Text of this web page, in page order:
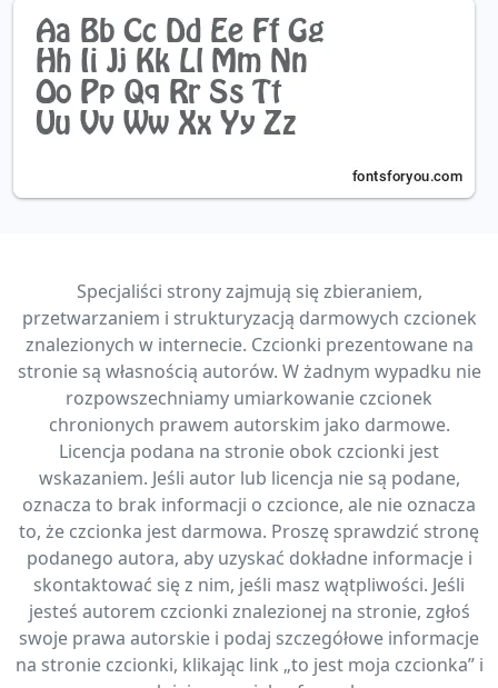
Specjaliści strony zajmują się zbieraniem,
przetwarzaniem i strukturyzacją darmowych czcionek
znalezionych w internecie. Czcionki prezentowane na
stronie są własnością autorów. W żadnym wypadku nie
rozpowszechniamy umiarkowanie czcionek
chronionych prawem autorskim jako darmowe.
Licencja podana na stronie obok czcionki jest
wskazaniem. Jeśli autor lub licencja nie są podane,
oznacza to brak informacji o czcionce, ale nie oznacza
to, że czcionka jest darmowa. Proszę sprawdzić stronę
podanego autora, aby uzyskać dokładne informacje i
skontaktować się z nim, jeśli masz wątpliwości. Jeśli
jesteś autorem czcionki znalezionej na stronie, zgłoś
swoje prawa autorskie i podaj szczegółowe informacje
na stronie czcionki, klikając link „to jest moja czcionka” i